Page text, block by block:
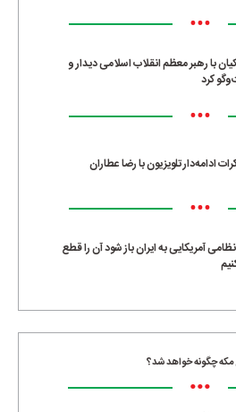
•••
با رهبر معظم انقلاب اسلامی دیدار و
کرد
•••
ادامه‌دار تلویزیون با رضا عطاران
•••
آمریکایی به ایران باز شود آن را قطع
چگونه خواهد شد؟
•••